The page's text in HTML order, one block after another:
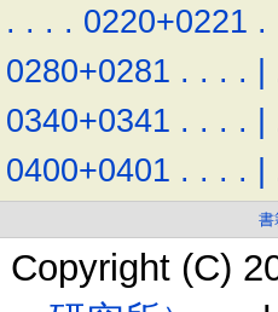
. . . . 0220+0221 .
0280+0281 . . . . |
0340+0341 . . . . |
0400+0401 . . . . |
書
Copyright (C)